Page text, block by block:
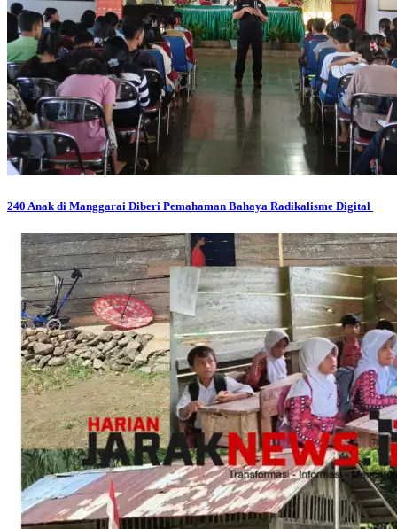
240 Anak di Manggarai Diberi Pemahaman Bahaya Radikalisme Digital